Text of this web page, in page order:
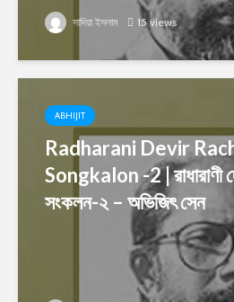
সাদিয়া ইসলাম 15 views
ABHIJIT
Radharani Devir
Songkalon -2 | রাধারাণী
সংকলন-২ – অভিজিৎ সেন